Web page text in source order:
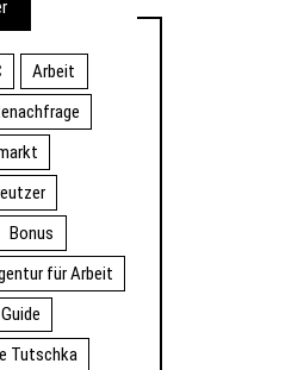
Arbeit
Bonus
für Arbeit
Tutschka